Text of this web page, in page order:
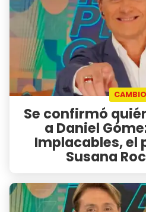
Se confirmó
a Daniel
Implacables, el
Susana